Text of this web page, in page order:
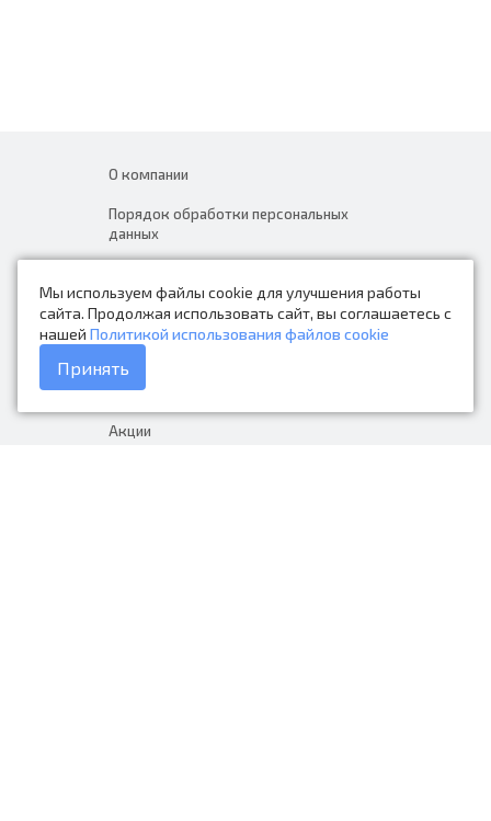
Мы используем файлы cookie для улучшения работы
сайта. Продолжая использовать сайт, вы соглашаетесь с
нашей Политикой использования файлов cookie
Принять
О компании
Порядок обработки персональных
данных
Контакты
Каталог товаров
Доставка и оплата
Акции